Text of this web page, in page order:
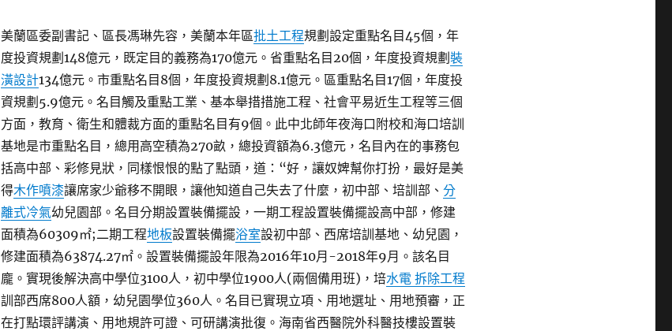
美蘭區委副書記、區長馮琳先容，美蘭本年區批土工程規劃設定重點名目45個，年
度投資規劃148億元，既定目的義務為170億元。省重點名目20個，年度投資規劃裝
潢設計134億元。市重點名目8個，年度投資規劃8.1億元。區重點名目17個，年度投
資規劃5.9億元。名目觸及重點工業、基本舉措措施工程、社會平易近生工程等三個
方面，教育、衛生和體裁方面的重點名目有9個。此中北師年夜海口附校和海口培訓
基地是市重點名目，總用高空積為270畝，總投資額為6.3億元，名目內在的事務包
括高中部、彩修見狀，同樣恨恨的點了點頭，道：“好，讓奴婢幫你打扮，最好是美
得木作噴漆讓席家少爺移不開眼，讓他知道自己失去了什麼，初中部、培訓部、分
離式冷氣幼兒園部。名目分期設置裝備擺設，一期工程設置裝備擺設高中部，修建
面積為60309㎡;二期工程地板設置裝備擺浴室設初中部、西席培訓基地、幼兒園，
修建面積為63874.27㎡。設置裝備擺設年限為2016年10月-2018年9月。該名目
龐。實現後解決高中學位3100人，初中學位1900人(兩個備用班)，培水電 拆除工程
訓部西席800人額，幼兒園學位360人。名目已實現立項、用地選址、用地預審，正
在打點環評講演、用地規許可證、可研講演批復。海南省西醫院外科醫技樓設置裝